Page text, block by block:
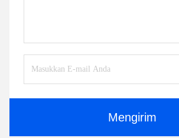
Mengirim